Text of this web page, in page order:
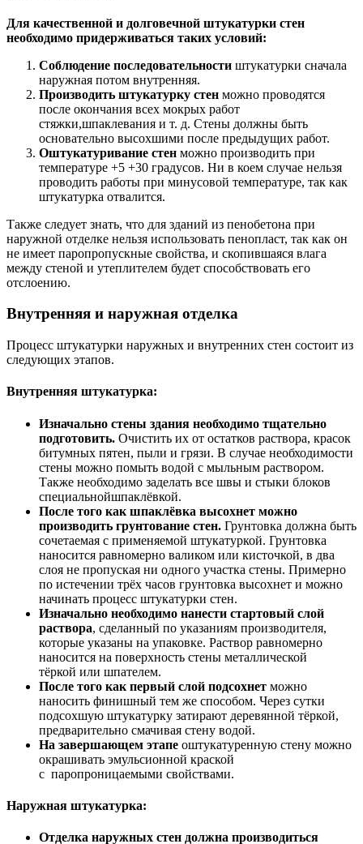
Для качественной и долговечной штукатурки стен
необходимо придерживаться таких условий:
Соблюдение последовательности штукатурки сначала
наружная потом внутренняя.
Производить штукатурку стен можно проводятся
после окончания всех мокрых работ
стяжки,шпаклевания и т. д. Стены должны быть
основательно высохшими после предыдущих работ.
Оштукатуривание стен можно производить при
температуре +5 +30 градусов. Ни в коем случае нельзя
проводить работы при минусовой температуре, так как
штукатурка отвалится.
Также следует знать, что для зданий из пенобетона при
наружной отделке нельзя использовать пенопласт, так как он
не имеет паропропускные свойства, и скопившаяся влага
между стеной и утеплителем будет способствовать его
отслоению.
Внутренняя и наружная отделка
Процесс штукатурки наружных и внутренних стен состоит из
следующих этапов.
Внутренняя штукатурка:
Изначально стены здания необходимо тщательно
подготовить. Очистить их от остатков раствора, красок
битумных пятен, пыли и грязи. В случае необходимости
стены можно помыть водой с мыльным раствором.
Также необходимо заделать все швы и стыки блоков
специальнойшпаклёвкой.
После того как шпаклёвка высохнет можно
производить грунтование стен. Грунтовка должна быть
сочетаемая с применяемой штукатуркой. Грунтовка
наносится равномерно валиком или кисточкой, в два
слоя не пропуская ни одного участка стены. Примерно
по истечении трёх часов грунтовка высохнет и можно
начинать процесс штукатурки стен.
Изначально необходимо нанести стартовый слой
раствора, сделанный по указаниям производителя,
которые указаны на упаковке. Раствор равномерно
наносится на поверхность стены металлической
тёркой или шпателем.
После того как первый слой подсохнет можно
наносить финишный тем же способом. Через сутки
подсохшую штукатурку затирают деревянной тёркой,
предварительно смачивая стену водой.
На завершающем этапе оштукатуренную стену можно
окрашивать эмульсионной краской
с паропроницаемыми свойствами.
Наружная штукатурка:
Отделка наружных стен должна производиться